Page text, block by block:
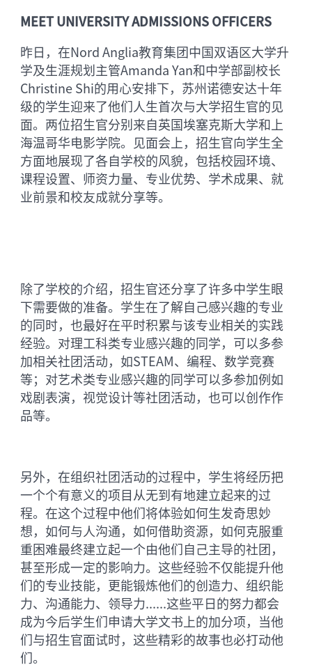
MEET UNIVERSITY ADMISSIONS OFFICERS
昨日，在Nord Anglia教育集团中国双语区大学升
学及生涯规划主管Amanda Yan和中学部副校长
Christine Shi的用心安排下，苏州诺德安达十年
级的学生迎来了他们人生首次与大学招生官的见
面。两位招生官分别来自英国埃塞克斯大学和上
海温哥华电影学院。见面会上，招生官向学生全
方面地展现了各自学校的风貌，包括校园环境、
课程设置、师资力量、专业优势、学术成果、就
业前景和校友成就分享等。
除了学校的介绍，招生官还分享了许多中学生眼
下需要做的准备。学生在了解自己感兴趣的专业
的同时，也最好在平时积累与该专业相关的实践
经验。对理工科类专业感兴趣的同学，可以多参
加相关社团活动，如STEAM、编程、数学竞赛
等；对艺术类专业感兴趣的同学可以多参加例如
戏剧表演，视觉设计等社团活动，也可以创作作
品等。
另外，在组织社团活动的过程中，学生将经历把
一个个有意义的项目从无到有地建立起来的过
程。在这个过程中他们将体验如何生发奇思妙
想，如何与人沟通，如何借助资源，如何克服重
重困难最终建立起一个由他们自己主导的社团，
甚至形成一定的影响力。这些经验不仅能提升他
们的专业技能，更能锻炼他们的创造力、组织能
力、沟通能力、领导力......这些平日的努力都会
成为今后学生们申请大学文书上的加分项，当他
们与招生官面试时，这些精彩的故事也必打动他
们。